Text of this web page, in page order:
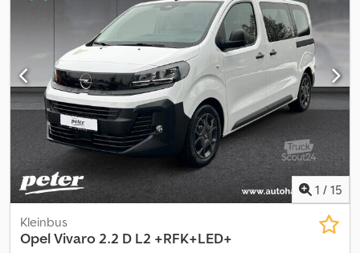
Tempomat, Wegfahrsperre, Zentralverriegelung, Exterieur *
Allwetterreifen Weiteres * Dachablage über der Frontscheibe *
Lackierung des Aufbaus in RAL 2011 kommunalorange * Stoff
Crepe Black schwarz mit gepolsterten Kopfs * VISBILITY PAKET
Crjdpezgkz Aofx Acmsf - .
1 / 15
Kleinbus
OpelVivaro 2.2 D L2 +RFK+LED+